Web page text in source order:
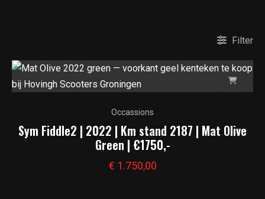
Filter
Occassions
Sym Fiddle2 | 2022 | Km stand 2187 | Mat Olive
Green | €1750,-
€ 1.750,00